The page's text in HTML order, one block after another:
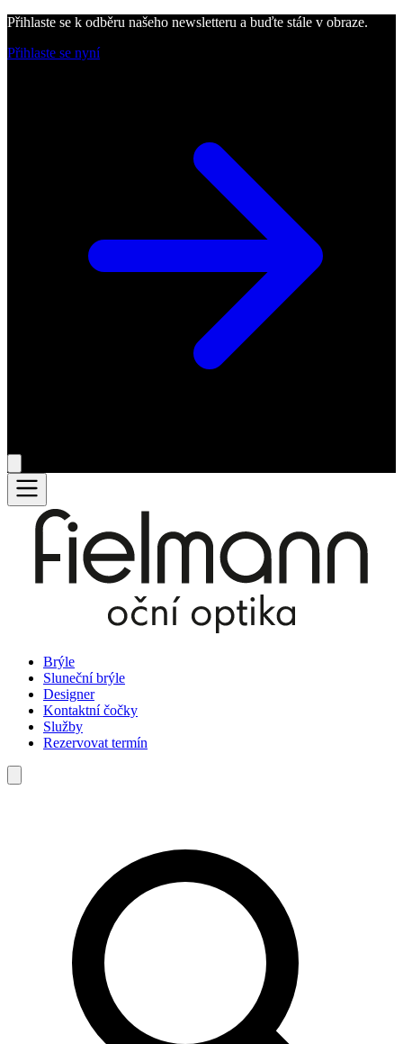
Přihlaste se k odběru našeho newsletteru a buďte stále v obraze.
Přihlaste se nyní
Brýle
Sluneční brýle
Designer
Kontaktní čočky
Služby
Rezervovat termín